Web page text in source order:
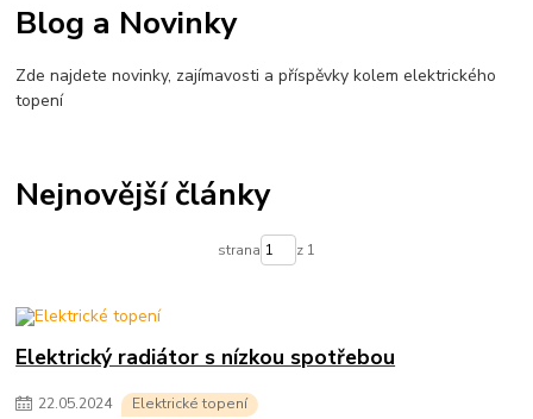
sdílení elektřiny z fve
Blog a Novinky
Zde najdete novinky, zajímavosti a příspěvky kolem elektrického
topení
Nejnovější články
strana z 1
Elektrický radiátor s nízkou spotřebou
22.05.2024 Elektrické topení